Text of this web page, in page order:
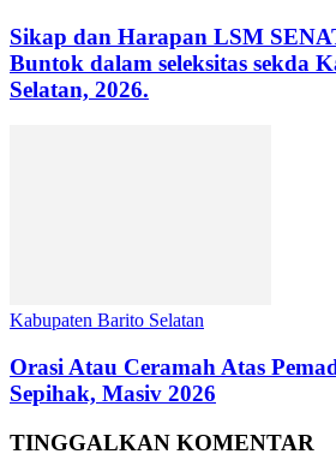
Sikap dan Harapan LSM
Buntok dalam seleksitas sekda
Selatan, 2026.
Kabupaten Barito Selatan
Orasi Atau Ceramah Atas
Sepihak, Masiv 2026
TINGGALKAN KOMENTAR